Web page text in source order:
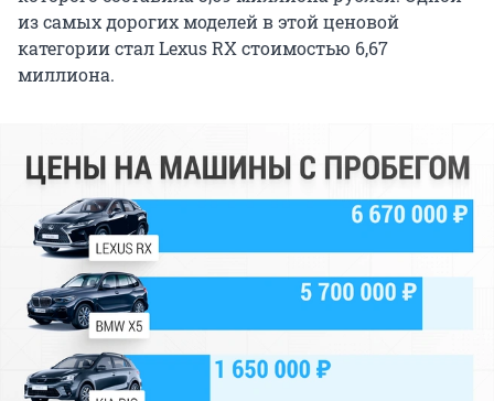
из самых дорогих моделей в этой ценовой
категории стал Lexus RX стоимостью 6,67
миллиона.